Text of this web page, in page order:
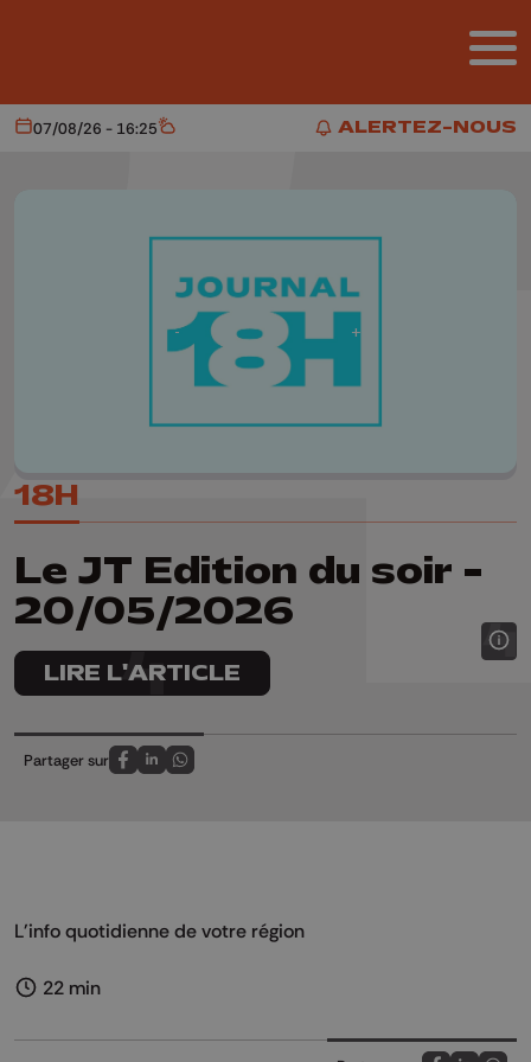
ALERTEZ-NOUS
ALERTEZ-NOUS
Aujourd'hui
07/08/26 - 16:25 Météo
18H
Le JT Edition du soir -
20/05/2026
LIRE L'ARTICLE
Partager sur
Partagez sur FaceBook
Partagez sur LinkedIn
Partagez sur Whatsapp
L'info quotidienne de votre région
22 min